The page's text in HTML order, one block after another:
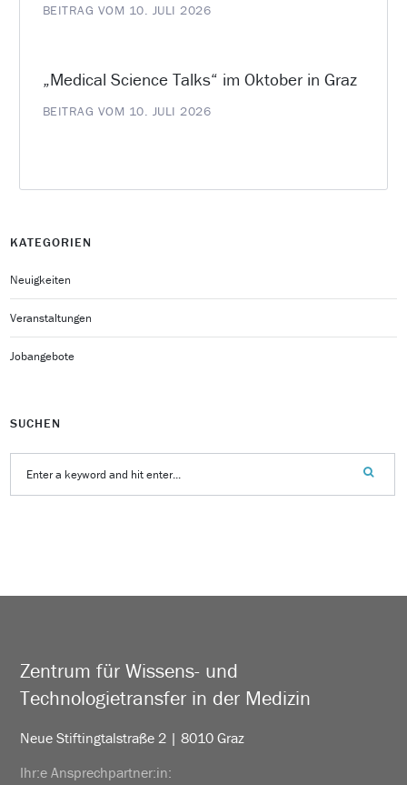
BEITRAG VOM 10. JULI 2026
„Medical Science Talks“ im Oktober in Graz
BEITRAG VOM 10. JULI 2026
KATEGORIEN
Neuigkeiten
Veranstaltungen
Jobangebote
SUCHEN
Zentrum für Wissens- und
Technologietransfer in der Medizin
Neue Stiftingtalstraße 2 | 8010 Graz
Ihr:e Ansprechpartner:in: